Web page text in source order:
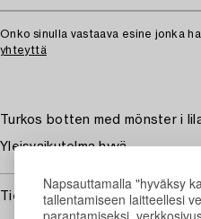
Napsauttamalla "hyväksy
tallentamiseen laitteellesi
parantamiseksi,
Onko sinulla vastaava esine jonka
yhteyttä
Turkos botten med mönster i
Yleisvaikutelma hyvä.
Tietoa ostamisesta